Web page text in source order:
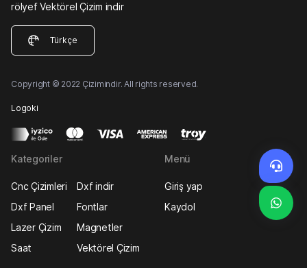
rölyef Vektörel Çizim indir
Türkçe
Copyright © 2022 Çizimindir. All rights reserved.
Logoki
Kategoriler
Cnc Çizimleri
Dxf indir
Dxf Panel
Fontlar
Lazer Çizim
Magnetler
Saat
Vektörel Çizim
Menü
Giriş yap
Kaydol